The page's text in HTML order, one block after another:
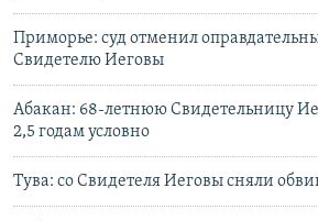
Приморье: суд отменил
Свидетелю Иеговы
Абакан: 68-летнюю Свидетельницу
2,5 годам условно
Тува: со Свидетеля Иеговы сняли